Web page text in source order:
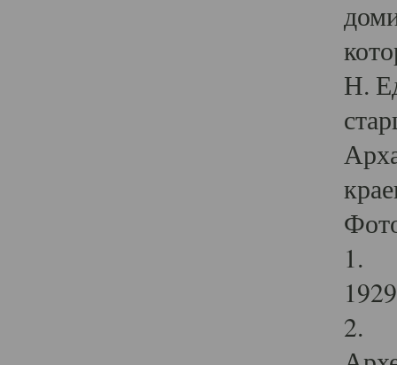
Н.
1.
2.